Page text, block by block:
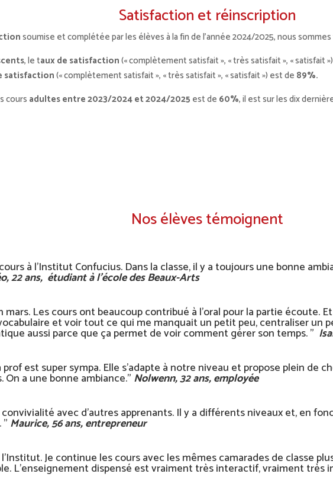
Satisfaction et réinscription
soumise et complétée par les élèves à la fin de l’année 2024/2025, nous
, le taux de satisfaction(« complètement satisfait », « très satisfait », « satisfait
satisfaction(« complètement satisfait », « très satisfait », « satisfait ») est de 89%.
coursadultesentre 2023/2024 et 2024/2025 est de 60%, il est sur les dix
Nos élèves témoignent
à l’Institut Confucius. Dans la classe, il y a toujours une bonne
22 ans, étudiant à l’école des Beaux-Arts
mars. Les cours ont beaucoup contribué à l’oral pour la partie
et voir tout ce qui me manquait un petit peu, centraliser un
aussi parce que ça permet de voir comment gérer son temps. ”
prof est super sympa. Elle s’adapte à notre niveau et propose plein de
On a une bonne ambiance.” Nolwenn, 32 ans, employée
convivialité avec d’autres apprenants. Il y a différents niveaux et, en
Maurice, 56 ans, entrepreneur
l’Institut. Je continue les cours avec les mêmes camarades de classe
L’enseignement dispensé est vraiment très interactif, vraiment très